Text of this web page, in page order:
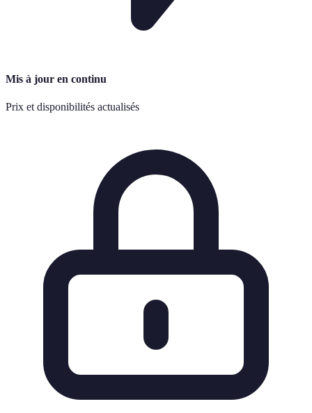
Mis à jour en continu
Prix et disponibilités actualisés